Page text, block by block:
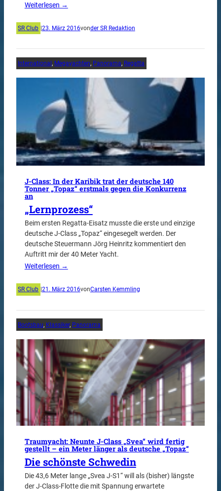
Weiterlesen →
SR Club |23. März 2016vonder SR Redaktion
International, Megayachten, Panorama, Regatta
J-Class: In der Karibik trat der deutsche 140
Tonner „Topaz“ erstmals gegen die Konkurrenz
an
„Lernprozess“
Beim ersten Regatta-Eisatz musste die erste und einzige
deutsche J-Class „Topaz“ eingesegelt werden. Der
deutsche Steuermann Jörg Heinritz kommentiert den
Auftritt mir der 40 Meter Yacht.
Weiterlesen →
SR Club 21. März 2016vonCarsten Kemmling
Bootsbau, Klassiker, Panorama
Traumyacht: Neunte J-Class „Svea“ wird fertig
gestellt – ein Meter länger als deutsche „Topaz“
Die schönste Schwedin
Die 43,6 Meter lange „Svea J-S1“ will als (bisher) längste
der J-Class-Flotte die mit Spannung erwartete